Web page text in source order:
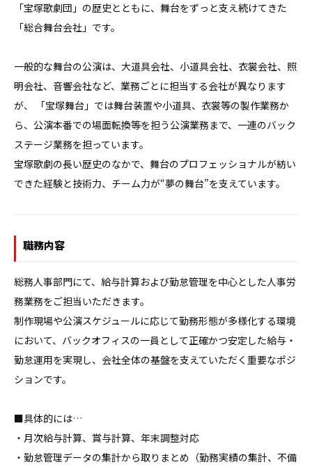
「宝塚歌劇団」の歴史とともに、舞台をずっと支え続けてきた
「総合舞台会社」です。
一般的な舞台の公演は、大道具会社、小道具会社、衣裳会社、照
明会社、音響会社など、業務ごとに担当する会社が異なります
が、 「宝塚舞台」では舞台装置や小道具、衣裳等の製作業務か
ら、公演本番での場面転換等を担う公演業務まで、一連のバック
ステージ業務を担っています。
宝塚歌劇の長い歴史のなかで、舞台のプロフェッショナルが紡い
できた経験と技術力、チーム力が“夢の舞台”を支えています。
職務内容
総務人事部門にて、給与計算および勤怠管理を中心とした人事労
務業務をご担当いただきます。
制作現場や公演スケジュールに応じて勤務形態が多様化する環境
において、バックオフィスの一員として正確かつ安定した給与・
勤怠運用を実現し、会社全体の基盤を支えていただく重要なポジ
ションです。
■具体的には…
・月次給与計算、賞与計算、年末調整対応
・勤怠管理データの集計から取りまとめ（勤務実績の集計、不備